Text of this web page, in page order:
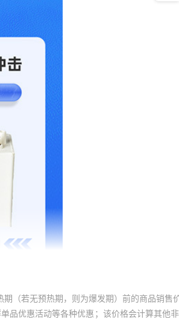
（若无预热期，则为爆发期）前的商品销售
品优惠活动等各种优惠；该价格会计算其他